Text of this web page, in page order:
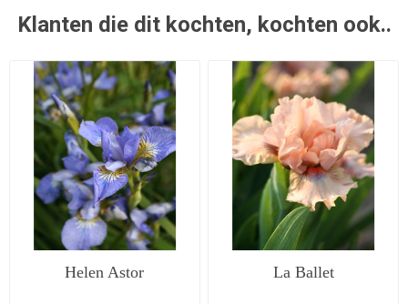
Klanten die dit kochten, kochten ook..
Helen Astor La Ballet